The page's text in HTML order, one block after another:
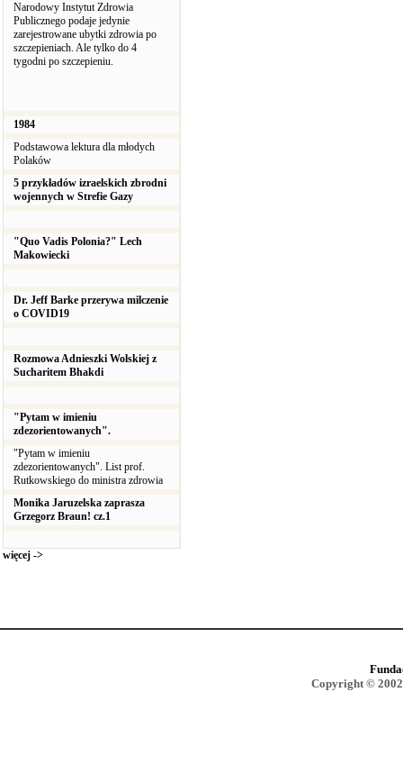
Narodowy Instytut Zdrowia
Publicznego podaje jedynie
zarejestrowane ubytki zdrowia po
szczepieniach. Ale tylko do 4
tygodni po szczepieniu.
1984
Podstawowa lektura dla młodych
Polaków
5 przykładów izraelskich zbrodni
wojennych w Strefie Gazy
"Quo Vadis Polonia?" Lech
Makowiecki
Dr. Jeff Barke przerywa milczenie
o COVID19
Rozmowa Adnieszki Wolskiej z
Sucharitem Bhakdi
"Pytam w imieniu
zdezorientowanych".
"Pytam w imieniu
zdezorientowanych". List prof.
Rutkowskiego do ministra zdrowia
Monika Jaruzelska zaprasza
Grzegorz Braun! cz.1
więcej ->
Copyright ©